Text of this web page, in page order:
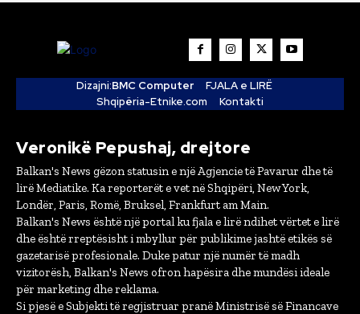
Dizajni:BMC Computer
FJALA e LIRË
Shqipëria-Etnike.com
Kontakti
Veronikë Pepushaj, drejtore
Balkan's News gëzon statusin e një Agjencie të Pavarur dhe të
lirë Mediatike. Ka reporterët e vet në Shqipëri, New York,
Londër, Paris, Romë, Bruksel, Frankfurt am Main.
Balkan's News është një portal ku fjala e lirë ndihet vërtet e lirë
dhe është rreptësisht i mbyllur për publikime jashtë etikës së
gazetarisë profesionale. Duke patur një numër të madh
vizitorësh, Balkan's News ofron hapësira dhe mundësi ideale
për marketing dhe reklama.
Si pjesë e Subjekti të regjistruar pranë Ministrisë së Financave